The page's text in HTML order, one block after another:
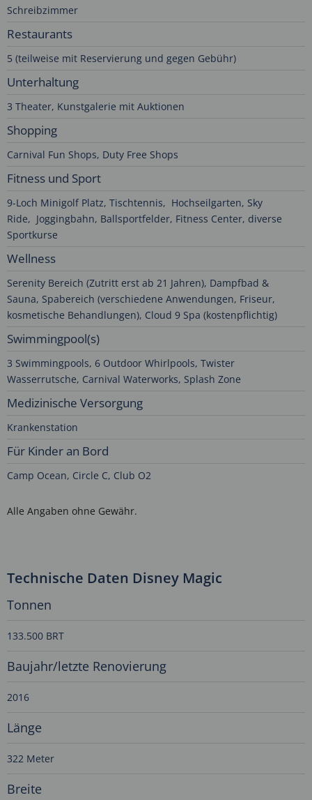
Schreibzimmer
Restaurants
5 (teilweise mit Reservierung und gegen Gebühr)
Unterhaltung
3 Theater, Kunstgalerie mit Auktionen
Shopping
Carnival Fun Shops, Duty Free Shops
Fitness und Sport
9-Loch Minigolf Platz, Tischtennis, Hochseilgarten, Sky
Ride, Joggingbahn, Ballsportfelder, Fitness Center, diverse
Sportkurse
Wellness
Serenity Bereich (Zutritt erst ab 21 Jahren), Dampfbad &
Sauna, Spabereich (verschiedene Anwendungen, Friseur,
kosmetische Behandlungen), Cloud 9 Spa (kostenpflichtig)
Swimmingpool(s)
3 Swimmingpools, 6 Outdoor Whirlpools, Twister
Wasserrutsche, Carnival Waterworks, Splash Zone
Medizinische Versorgung
Krankenstation
Für Kinder an Bord
Camp Ocean, Circle C, Club O2
Alle Angaben ohne Gewähr.
Technische Daten Disney Magic
Tonnen
133.500 BRT
Baujahr/letzte Renovierung
2016
Länge
322 Meter
Breite